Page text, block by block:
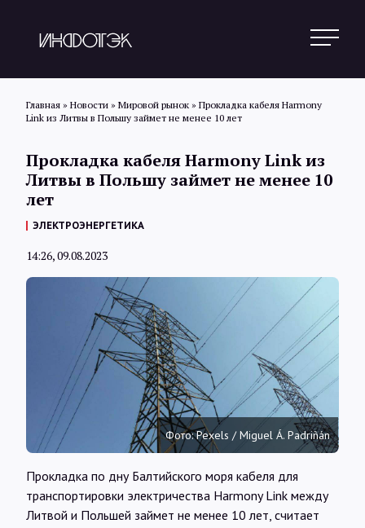
Обзоры
Интервью
Карты
О нас
Главная » Новости » Мировой рынок » Прокладка кабеля Harmony
Link из Литвы в Польшу займет не менее 10 лет
Прокладка кабеля Harmony Link из
Литвы в Польшу займет не менее 10
лет
ЭЛЕКТРОЭНЕРГЕТИКА
14:26, 09.08.2023
Фото: Pexels / Miguel Á. Padriñán
Прокладка по дну Балтийского моря кабеля для
транспортировки электричества Harmony Link между
Литвой и Польшей займет не менее 10 лет, считает